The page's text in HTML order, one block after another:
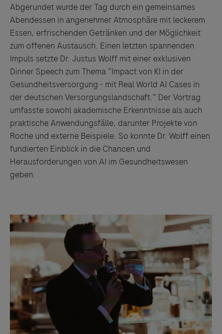
Abgerundet wurde der Tag durch ein gemeinsames
Abendessen in angenehmer Atmosphäre mit leckerem
Essen, erfrischenden Getränken und der Möglichkeit
zum offenen Austausch. Einen letzten spannenden
Impuls setzte Dr. Justus Wolff mit einer exklusiven
Dinner Speech zum Thema “Impact von KI in der
Gesundheitsversorgung - mit Real World AI Cases in
der deutschen Versorgungslandschaft.“ Der Vortrag
umfasste sowohl akademische Erkenntnisse als auch
praktische Anwendungsfälle, darunter Projekte von
Roche und externe Beispiele. So konnte Dr. Wolff einen
fundierten Einblick in die Chancen und
Herausforderungen von AI im Gesundheitswesen
geben.
Links zu Websites Dritter werden im Sinne des
Servicegedankens angeboten. Der Herausgeber äußert
keine Meinung über den Inhalt von Websites Dritter und
lehnt ausdrücklich jegliche Verantwortung für
Drittinformationen und deren Verwendung ab.